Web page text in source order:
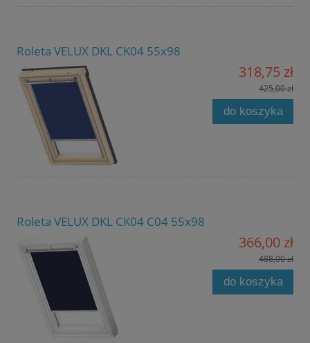
Roleta VELUX DKL CK04 55x98
318,75 zł
425,00 zł
do koszyka
Roleta VELUX DKL CK04 C04 55x98
366,00 zł
488,00 zł
do koszyka